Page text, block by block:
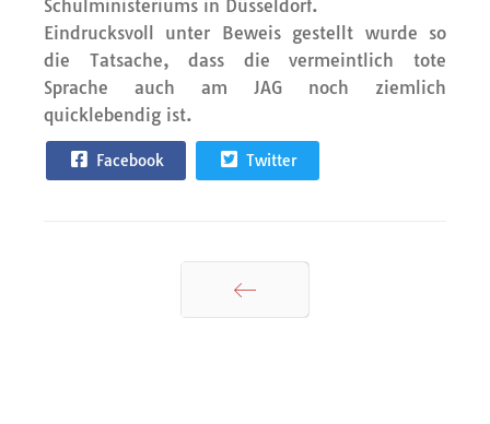
Schulministeriums in Düsseldorf.
Eindrucksvoll unter Beweis gestellt wurde so
die Tatsache, dass die vermeintlich tote
Sprache auch am JAG noch ziemlich
quicklebendig ist.
Facebook Twitter